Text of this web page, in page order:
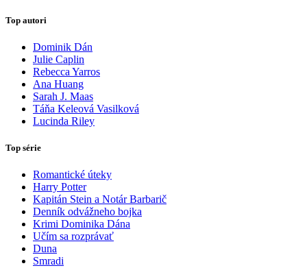
Top autori
Dominik Dán
Julie Caplin
Rebecca Yarros
Ana Huang
Sarah J. Maas
Táňa Keleová Vasilková
Lucinda Riley
Top série
Romantické úteky
Harry Potter
Kapitán Stein a Notár Barbarič
Denník odvážneho bojka
Krimi Dominika Dána
Učím sa rozprávať
Duna
Smradi